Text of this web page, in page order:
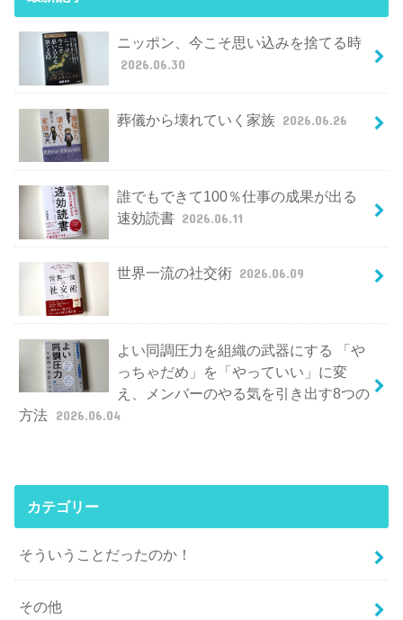
ニッポン、今こそ思い込みを捨てる時
2026.06.30
葬儀から壊れていく家族 2026.06.26
誰でもできて100％仕事の成果が出る
速効読書 2026.06.11
世界一流の社交術 2026.06.09
よい同調圧力を組織の武器にする 「や
っちゃだめ」を「やっていい」に変
え、メンバーのやる気を引き出す8つの
方法 2026.06.04
カテゴリー
そういうことだったのか！
その他